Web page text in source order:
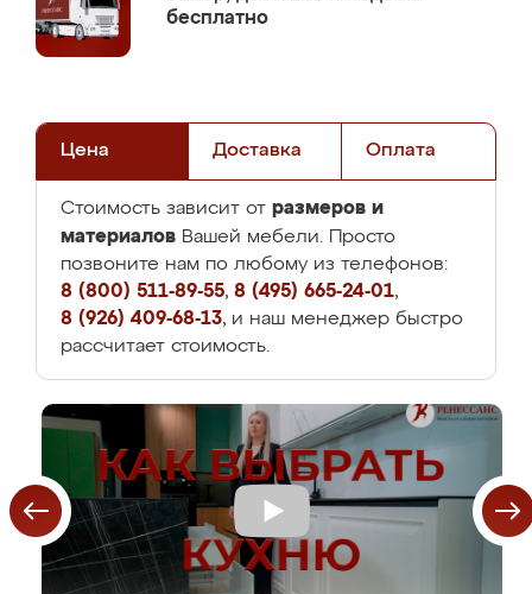
бесплатно
Цена Доставка Оплата
Стоимость зависит от размеров и
материалов Вашей мебели. Просто
позвоните нам по любому из телефонов:
8 (800) 511-89-55, 8 (495) 665-24-01,
8 (926) 409-68-13, и наш менеджер быстро
рассчитает стоимость.